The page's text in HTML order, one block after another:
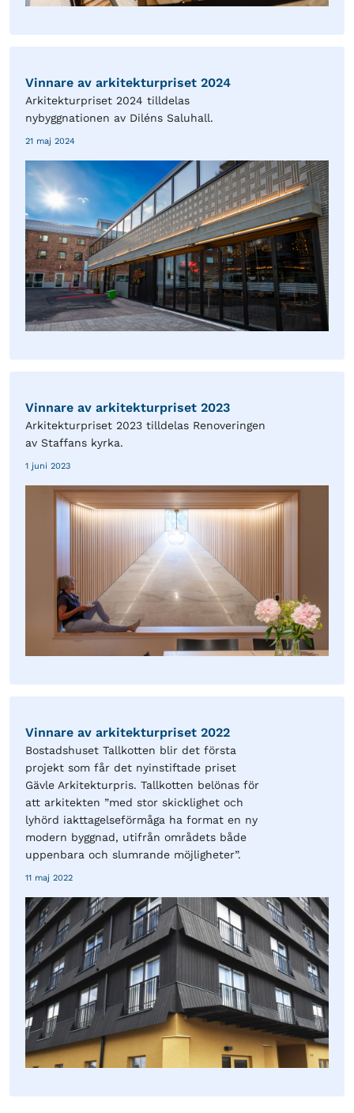
Vinnare av arkitekturpriset 2024
Arkitekturpriset 2024 tilldelas
nybyggnationen av Diléns Saluhall.
21 maj 2024
Vinnare av arkitekturpriset 2023
Arkitekturpriset 2023 tilldelas Renoveringen
av Staffans kyrka.
1 juni 2023
Vinnare av arkitekturpriset 2022
Bostadshuset Tallkotten blir det första
projekt som får det nyinstiftade priset
Gävle Arkitekturpris. Tallkotten belönas för
att arkitekten ”med stor skicklighet och
lyhörd iakttagelseförmåga ha format en ny
modern byggnad, utifrån områdets både
uppenbara och slumrande möjligheter”.
11 maj 2022